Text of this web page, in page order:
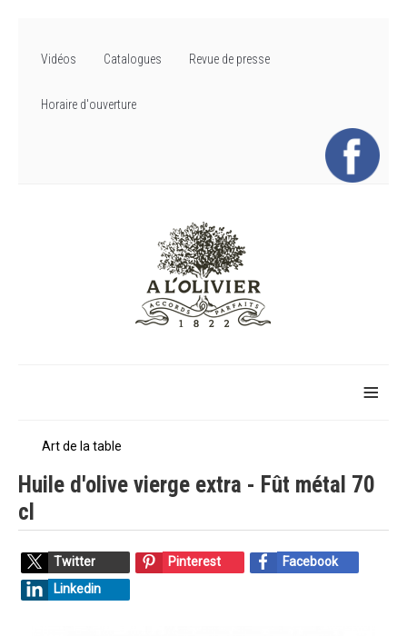
Vidéos Catalogues Revue de presse
Horaire d'ouverture
≡
Art de la table
Huile d'olive vierge extra - Fût métal 70
cl
Twitter Pinterest
Facebook
Linkedin